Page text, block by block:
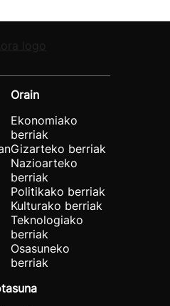
Orain
Ekonomiako
berriak
Gizarteko berriak
Nazioarteko
berriak
Politikako berriak
Kulturako berriak
Teknologiako
berriak
Osasuneko
berriak